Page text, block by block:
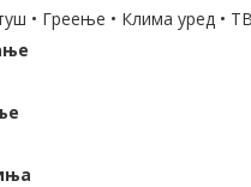
• Греење • Клима уред •